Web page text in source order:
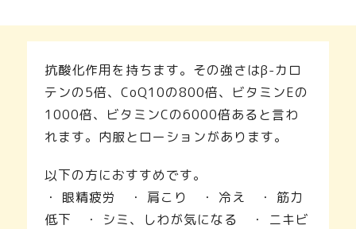
抗酸化作用を持ちます。その強さはβ-カロ
テンの5倍、CoQ10の800倍、ビタミンEの
1000倍、ビタミンCの6000倍あると言わ
れます。内服とローションがあります。
以下の方におすすめです。
・ 眼精疲労 ・ 肩こり ・ 冷え ・ 筋力
低下 ・ シミ、しわが気になる ・ ニキビ